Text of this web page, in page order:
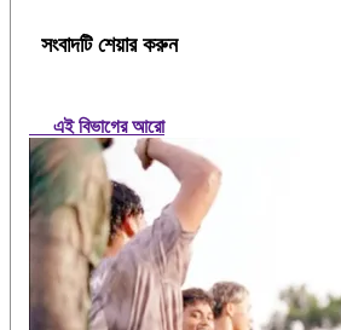
সংবাদটি শেয়ার করুন
এই বিভাগের আরো